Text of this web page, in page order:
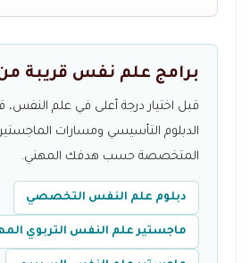
برامج علم نفس قريبة
قبل اختيار درجة أعلى في علم النفس،
الدبلوم التأسيسي ومسارات الماجستير
المتخصصة حسب هدفك المهني.
دبلوم علم النفس التخصصي
ماجستير علم النفس التربوي